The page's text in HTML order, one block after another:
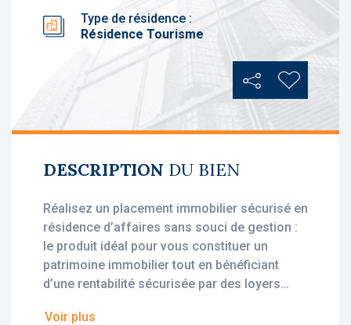
Type de résidence :
Résidence Tourisme
PartagerAjouter
DESCRIPTION DU BIEN
Réalisez un placement immobilier sécurisé en
résidence d’affaires sans souci de gestion :
le produit idéal pour vous constituer un
patrimoine immobilier tout en bénéficiant
d’une rentabilité sécurisée par des loyers
Voir plus